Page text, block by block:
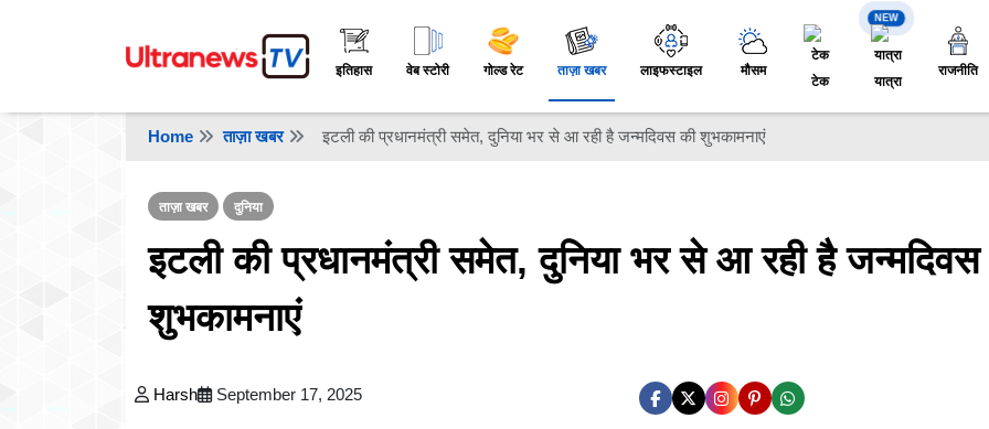
इतिहास वेब स्टोरी गोल्ड रेट ताज़ा खबर लाइफस्टाइल मौसम
टेक
NEW
यात्रा
राजनीति
Home ताज़ा खबर इटली की प्रधानमंत्री समेत, दुनिया भर से आ रही है जन्मदिवस की शुभकामनाएं
ताज़ा खबर दुनिया
इटली की प्रधानमंत्री समेत, दुनिया भर से आ रही है जन्मदिवस
शुभकामनाएं
Harsh September 17, 2025